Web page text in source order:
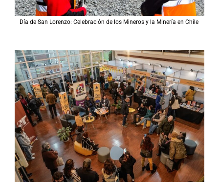
Día de San Lorenzo: Celebración de los Mineros y la Minería en Chile